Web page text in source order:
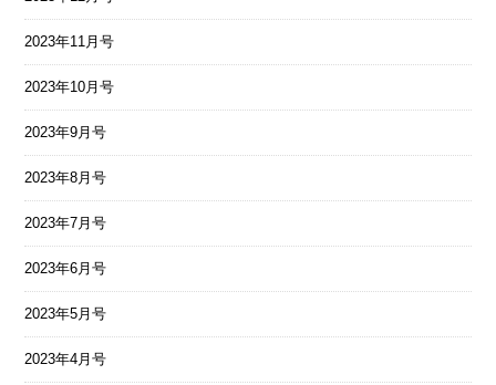
2023年11月号
2023年10月号
2023年9月号
2023年8月号
2023年7月号
2023年6月号
2023年5月号
2023年4月号